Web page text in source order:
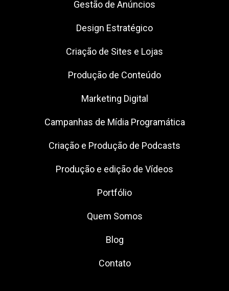
Gestão de Anúncios
Design Estratégico
Criação de Sites e Lojas
Produção de Conteúdo
Marketing Digital
Campanhas de Mídia Programática
Criação e Produção de Podcasts
Produção e edição de Vídeos
Portfólio
Quem Somos
Blog
Contato